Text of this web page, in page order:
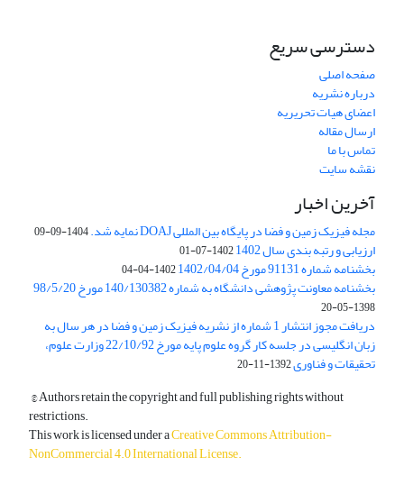
دسترسی سریع
صفحه اصلی
درباره نشریه
اعضای هیات تحریریه
ارسال مقاله
تماس با ما
نقشه سایت
آخرین اخبار
مجله فیزیک زمین و فضا در پایگاه بین المللی DOAJ نمایه شد. 1404-09-09
ارزیابی و رتبه بندی سال 1402 1402-07-01
بخشنامه شماره 91131 مورخ 1402/04/04 1402-04-04
بخشنامه معاونت پژوهشی دانشگاه به شماره 140/130382 مورخ 98/5/20
1398-05-20
دریافت مجوز انتشار 1 شماره از نشریه فیزیک زمین و فضا در هر سال به
زبان انگلیسی در جلسه کار گروه علوم پایه مورخ 22/10/92 وزارت علوم،
تحقیقات و فناوری1392-11-20
© Authors retain the copyright and full publishing rights without
restrictions.
This work is licensed under aCreative Commons Attribution-
NonCommercial 4.0 International License.